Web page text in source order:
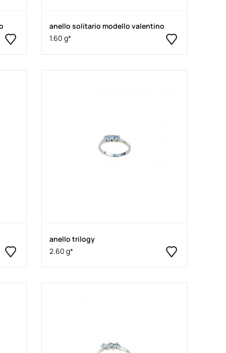
anello solitario modello valentino
1.60 g*
anello trilogy
2.60 g*